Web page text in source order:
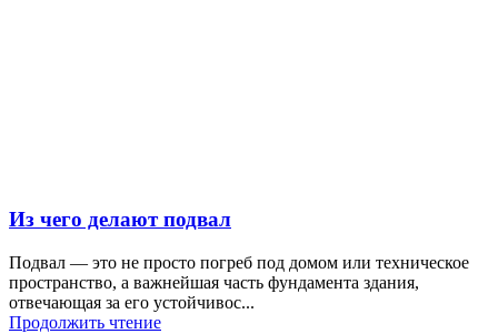
Из чего делают подвал
Подвал — это не просто погреб под домом или техническое
пространство, а важнейшая часть фундамента здания,
отвечающая за его устойчивос...
Продолжить чтение